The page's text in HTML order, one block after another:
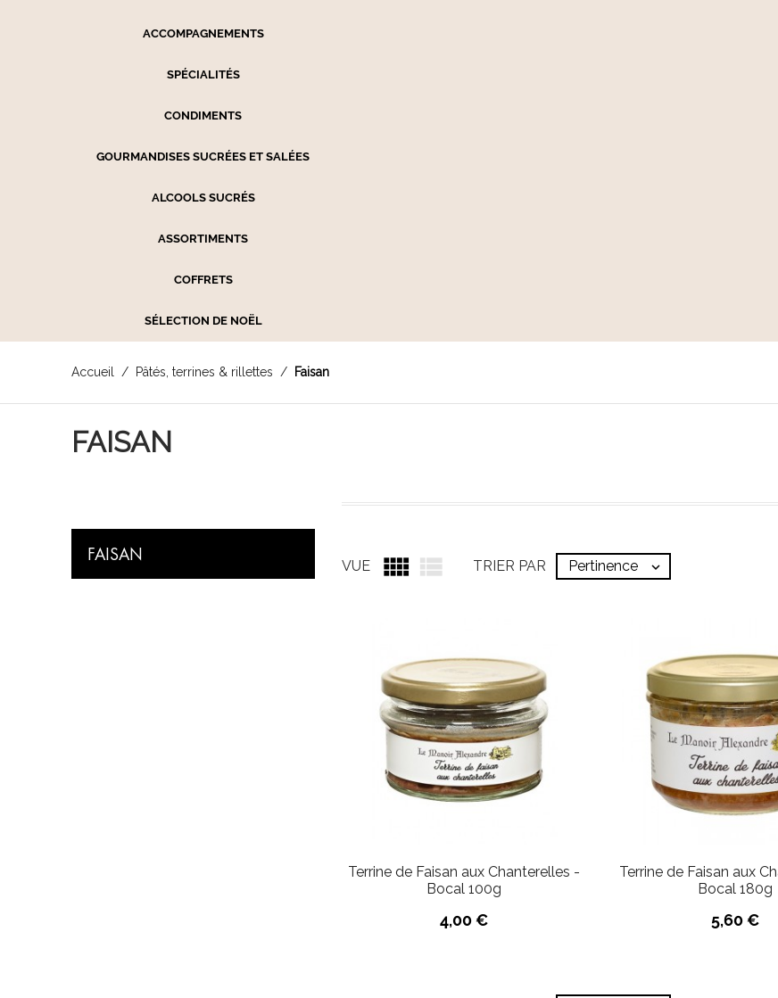
ACCOMPAGNEMENTS
SPÉCIALITÉS
CONDIMENTS
GOURMANDISES SUCRÉES ET SALÉES
ALCOOLS SUCRÉS
ASSORTIMENTS
COFFRETS
SÉLECTION DE NOËL
Accueil Pâtés, terrines & rillettes Faisan
FAISAN
FAISAN
VUE   TRIER PAR Pertinence 
Terrine de Faisan aux Chanterelles -
Bocal 100g
4,00 €
Terrine de Faisan aux
Bocal 180g
5,60 €